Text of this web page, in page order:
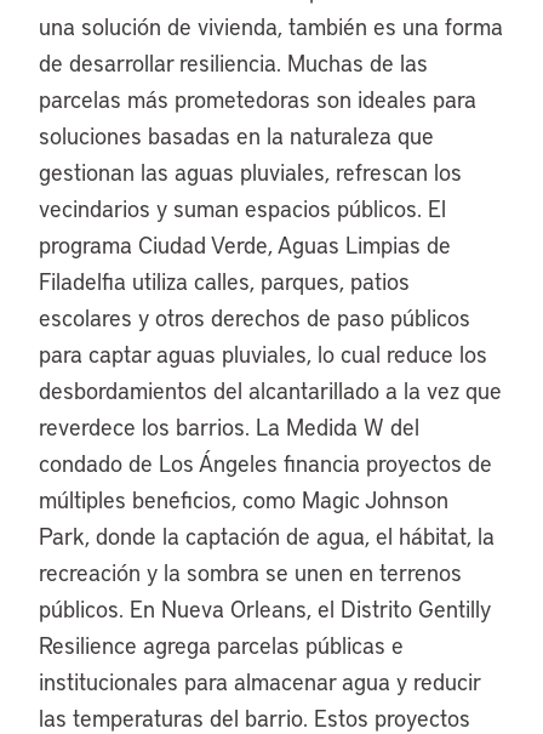
una solución de vivienda, también es una forma
de desarrollar resiliencia. Muchas de las
parcelas más prometedoras son ideales para
soluciones basadas en la naturaleza que
gestionan las aguas pluviales, refrescan los
vecindarios y suman espacios públicos. El
programa Ciudad Verde, Aguas Limpias de
Filadelfia utiliza calles, parques, patios
escolares y otros derechos de paso públicos
para captar aguas pluviales, lo cual reduce los
desbordamientos del alcantarillado a la vez que
reverdece los barrios. La Medida W del
condado de Los Ángeles financia proyectos de
múltiples beneficios, como Magic Johnson
Park, donde la captación de agua, el hábitat, la
recreación y la sombra se unen en terrenos
públicos. En Nueva Orleans, el Distrito Gentilly
Resilience agrega parcelas públicas e
institucionales para almacenar agua y reducir
las temperaturas del barrio. Estos proyectos